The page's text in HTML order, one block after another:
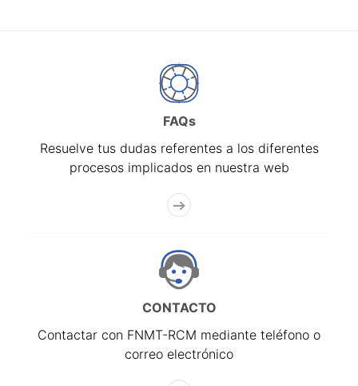
FAQs
Resuelve tus dudas referentes a los diferentes
procesos implicados en nuestra web
CONTACTO
Contactar con FNMT-RCM mediante teléfono o
correo electrónico